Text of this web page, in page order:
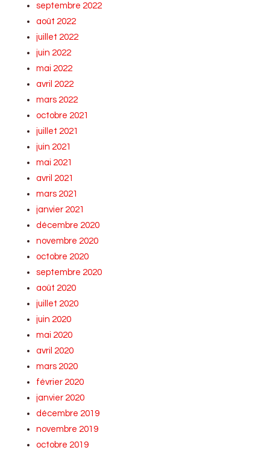
septembre 2022
août 2022
juillet 2022
juin 2022
mai 2022
avril 2022
mars 2022
octobre 2021
juillet 2021
juin 2021
mai 2021
avril 2021
mars 2021
janvier 2021
décembre 2020
novembre 2020
octobre 2020
septembre 2020
août 2020
juillet 2020
juin 2020
mai 2020
avril 2020
mars 2020
février 2020
janvier 2020
décembre 2019
novembre 2019
octobre 2019